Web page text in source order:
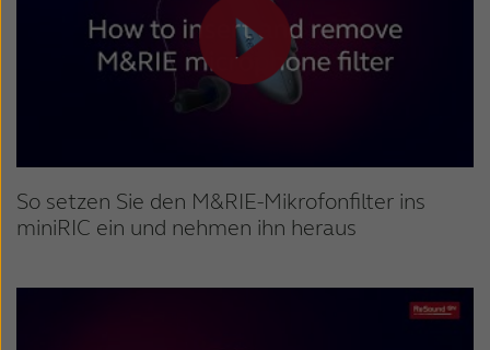
So setzen Sie den M&RIE-Mikrofonfilter ins
miniRIC ein und nehmen ihn heraus